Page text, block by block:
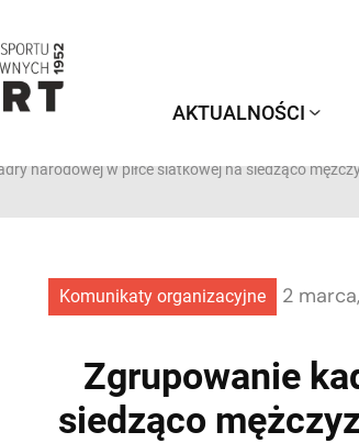
AKTUALNOŚCI
narodowej w piłce siatkowej na siedząco
Komunikaty organizacyjne 2
Zgrupowanie
siedząco